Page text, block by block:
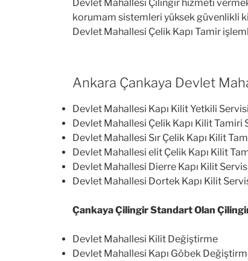
Devlet Mahallesi Çilingir hizmeti
korumam sistemleri yüksek güvenlikli
Devlet Mahallesi Çelik Kapı Tamir
Ankara Çankaya Devlet
Devlet Mahallesi Kapı Kilit Yetkili Servisi
Devlet Mahallesi Çelik Kapı Kilit Tamiri
Devlet Mahallesi Sır Çelik Kapı Kilit
Devlet Mahallesi elit Çelik Kapı Kilit
Devlet Mahallesi Dierre Kapı Kilit
Devlet Mahallesi Dortek Kapı Kilit
Çankaya Çilingir Standart Olan
Devlet Mahallesi Kilit Değiştirme
Devlet Mahallesi Kapı Göbek